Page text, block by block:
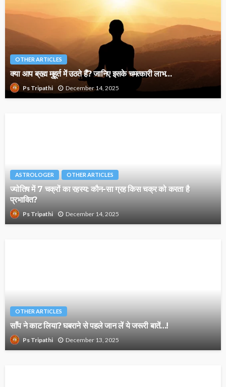
OTHER ARTICLES
क्या आप ब्रह्म मुहूर्त में उठते हैं? जानिए इसके चमत्कारी लाभ…
Ps Tripathi December 14, 2025
ASTROLOGER OTHER ARTICLES
ज्योतिष में 7 चक्रों का रहस्य: कौन-सा ग्रह किस चक्र को करता है
प्रभावित?
Ps Tripathi December 14, 2025
OTHER ARTICLES
साँप ने काट लिया? घबराने से पहले जान लें ये जरूरी बातें…!
Ps Tripathi December 13, 2025